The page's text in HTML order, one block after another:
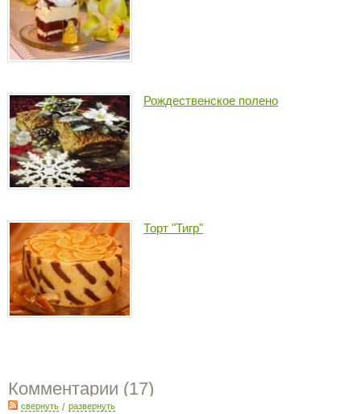
Рождественское полено
Торт "Тигр"
Комментарии (17)
свернуть / развернуть